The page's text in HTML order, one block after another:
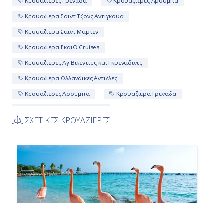
Ημέρα 14η
Κρουαζιερα Σαιντ Τζονς Αντιγκουα
Κρουαζιερα Σαιντ Μαρτεν
Κρουαζιερα PκαιO Cruises
Κρουαζιερες Αγ Βικεντιος και Γκρεναδινες
Κρουαζιερα Ολλανδικες Αντιλλες
Κρουαζιερες Αρουμπα
Κρουαζιερα Γρεναδα
Κρουαζιερα Αντιγκουα και Μπαρμπουντα
Κρουαζιερα Μπαρμπαντος
Κρουαζιερες Σαιντ Μαρτεν
ΣΧΕΤΙΚΕΣ ΚΡΟΥΑΖΙΕΡΕΣ